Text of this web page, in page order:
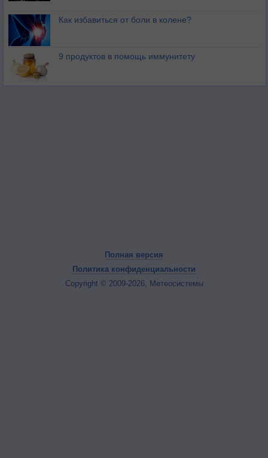
Как избавиться от боли в колене?
9 продуктов в помощь иммунитету
Полная версия
Политика конфиденциальности
Copyright © 2009-2026, Метеосистемы